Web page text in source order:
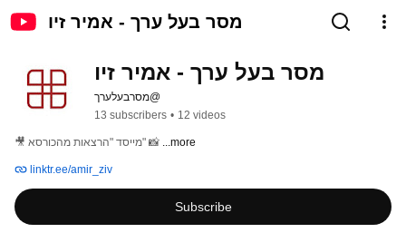
מסר בעל ערך - אמיר זיו
מסר בעל ערך - אמיר זיו
@מסרבעלערך
13 subscribers • 12 videos
🎥 מייסד "הרצאות מהכורסא" 📸 ...more
linktr.ee/amir_ziv
Subscribe